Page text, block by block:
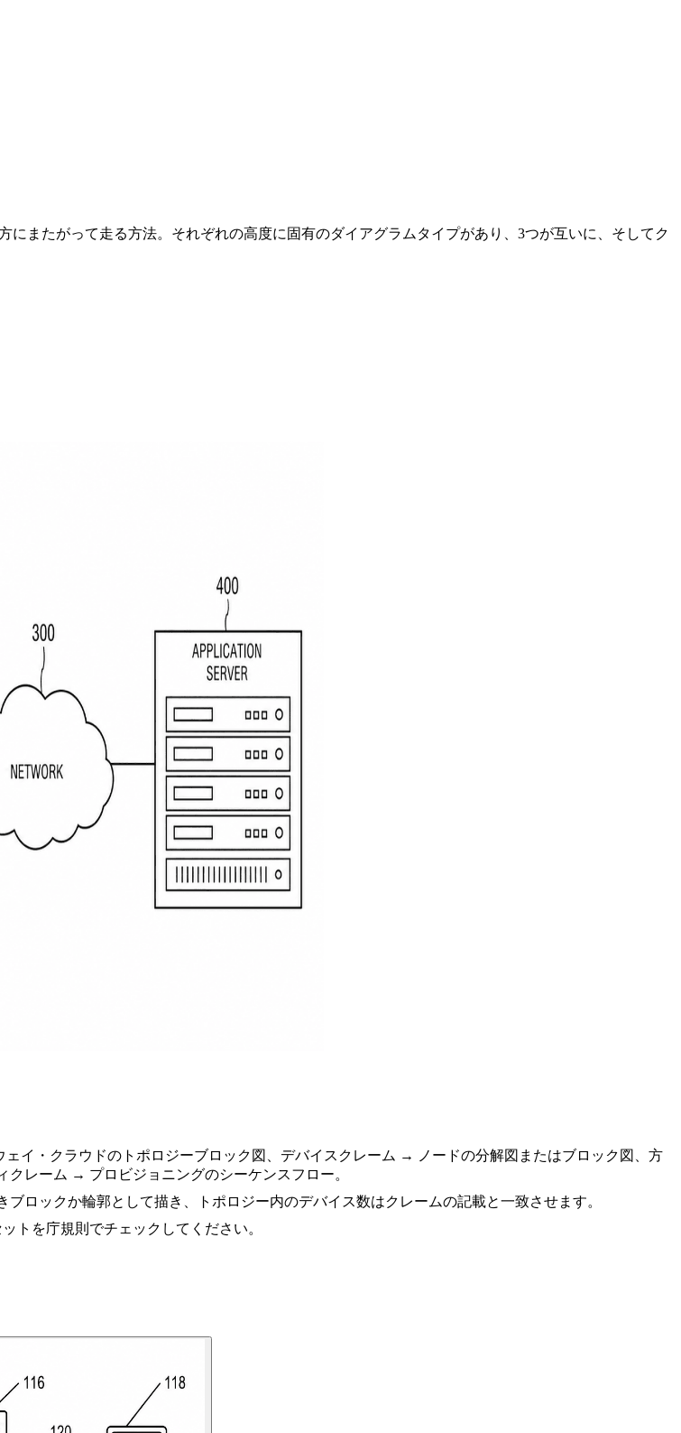
またがって走る方法。それぞれの高度に固有のダイアグラムタイプがあり、3つが互いに、そしてク
イ・クラウドのトポロジーブロック図、デバイスクレーム → ノードの分解図またはブロック図、方
レーム → プロビジョニングのシーケンスフロー。
ロックか輪郭として描き、トポロジー内のデバイス数はクレームの記載と一致させます。
トを庁規則でチェックしてください。